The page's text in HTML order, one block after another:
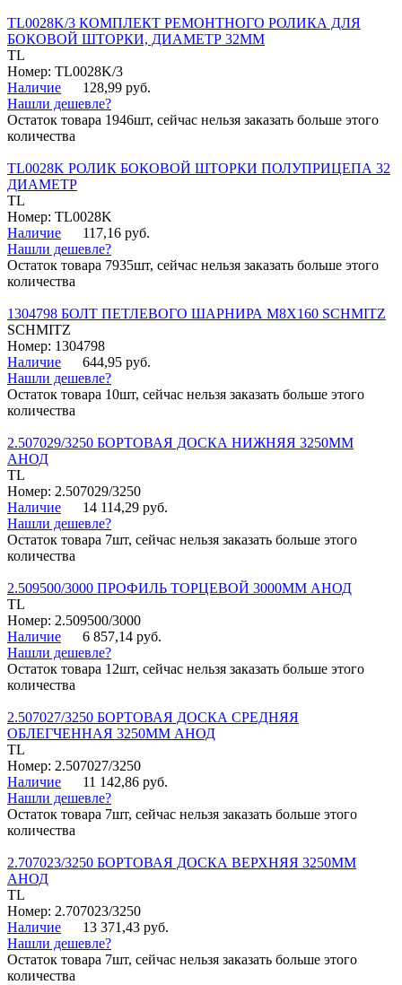
TL0028K/3 КОМПЛЕКТ РЕМОНТНОГО РОЛИКА ДЛЯ
БОКОВОЙ ШТОРКИ, ДИАМЕТР 32ММ
TL
Номер: TL0028K/3
Наличие
128,99 руб.
Нашли дешевле?
Остаток товара 1946шт, сейчас нельзя заказать больше этого
количества
TL0028K РОЛИК БОКОВОЙ ШТОРКИ ПОЛУПРИЦЕПА 32
ДИАМЕТР
TL
Номер: TL0028K
Наличие
117,16 руб.
Нашли дешевле?
Остаток товара 7935шт, сейчас нельзя заказать больше этого
количества
1304798 БОЛТ ПЕТЛЕВОГО ШАРНИРА М8Х160 SCHMITZ
SCHMITZ
Номер: 1304798
Наличие
644,95 руб.
Нашли дешевле?
Остаток товара 10шт, сейчас нельзя заказать больше этого
количества
2.507029/3250 БОРТОВАЯ ДОСКА НИЖНЯЯ 3250ММ
АНОД
TL
Номер: 2.507029/3250
Наличие
14 114,29 руб.
Нашли дешевле?
Остаток товара 7шт, сейчас нельзя заказать больше этого
количества
2.509500/3000 ПРОФИЛЬ ТОРЦЕВОЙ 3000ММ АНОД
TL
Номер: 2.509500/3000
Наличие
6 857,14 руб.
Нашли дешевле?
Остаток товара 12шт, сейчас нельзя заказать больше этого
количества
2.507027/3250 БОРТОВАЯ ДОСКА СРЕДНЯЯ
ОБЛЕГЧЕННАЯ 3250ММ АНОД
TL
Номер: 2.507027/3250
Наличие
11 142,86 руб.
Нашли дешевле?
Остаток товара 7шт, сейчас нельзя заказать больше этого
количества
2.707023/3250 БОРТОВАЯ ДОСКА ВЕРХНЯЯ 3250ММ
АНОД
TL
Номер: 2.707023/3250
Наличие
13 371,43 руб.
Нашли дешевле?
Остаток товара 7шт, сейчас нельзя заказать больше этого
количества